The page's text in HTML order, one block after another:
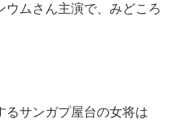
ウムさん主演で、みどころ
るサンガプ屋台の女将は